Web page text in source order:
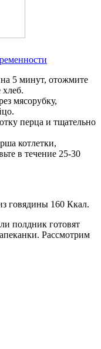
5 минут, отожмите
мясорубку,
перца и тщательно
котлетки,
в течение 25-30
говядины 160 Ккал.
полдник готовят
Рассмотрим